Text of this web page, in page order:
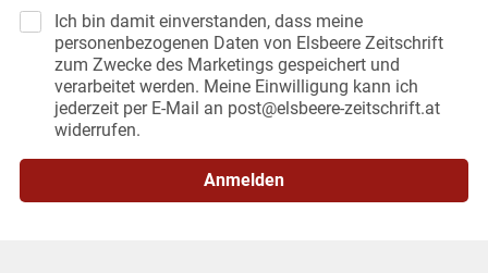
Ich bin damit einverstanden, dass meine
personenbezogenen Daten von Elsbeere Zeitschrift
zum Zwecke des Marketings gespeichert und
verarbeitet werden. Meine Einwilligung kann ich
jederzeit per E-Mail an post@elsbeere-zeitschrift.at
widerrufen.
Anmelden